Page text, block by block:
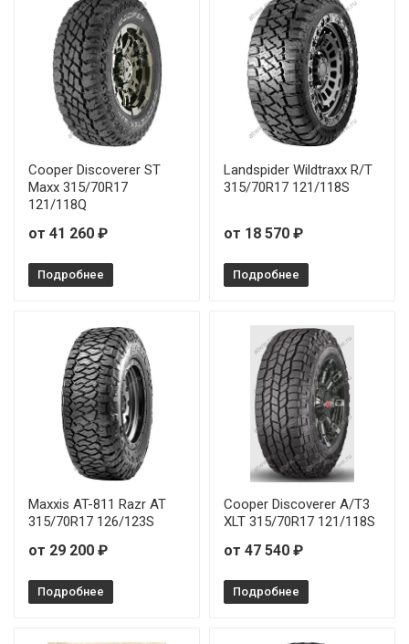
Cooper Discoverer ST
Maxx 315/70R17
121/118Q
от 41 260 ₽
Подробнее
Landspider Wildtraxx R/T
315/70R17 121/118S
от 18 570 ₽
Подробнее
Maxxis AT-811 Razr AT
315/70R17 126/123S
от 29 200 ₽
Подробнее
Cooper Discoverer A/T3
XLT 315/70R17 121/118S
от 47 540 ₽
Подробнее